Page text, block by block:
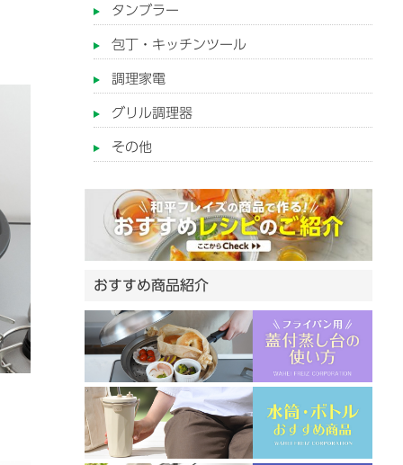
タンブラー
包丁・キッチンツール
調理家電
グリル調理器
その他
おすすめ商品紹介